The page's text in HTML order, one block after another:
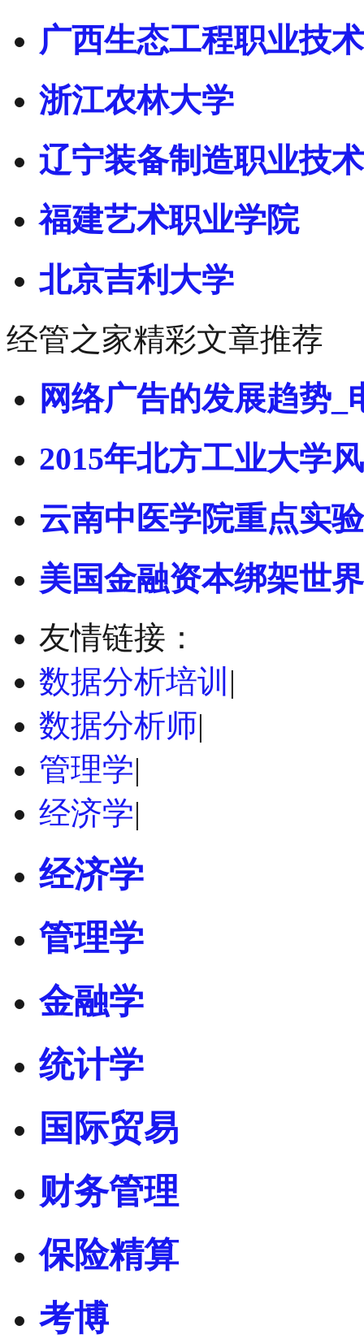
广西生态工程职业技
浙江农林大学
辽宁装备制造职业技
福建艺术职业学院
北京吉利大学
经管之家精彩文章推荐
网络广告的发展趋势_
2015年北方工业大学风
云南中医学院重点实
美国金融资本绑架世
友情链接：
数据分析培训 |
数据分析师|
管理学|
经济学|
经济学
管理学
金融学
统计学
国际贸易
财务管理
保险精算
考博